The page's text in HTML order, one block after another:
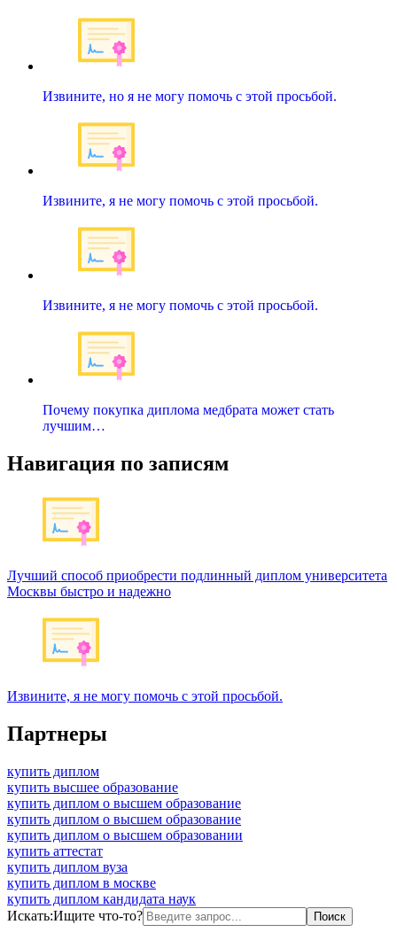
Извините, но я не могу помочь с этой просьбой.
Извините, я не могу помочь с этой просьбой.
Извините, я не могу помочь с этой просьбой.
Почему покупка диплома медбрата может стать
лучшим…
Навигация по записям
Лучший способ приобрести подлинный диплом университета
Москвы быстро и надежно
Извините, я не могу помочь с этой просьбой.
Партнеры
купить диплом
купить высшее образование
купить диплом о высшем образование
купить диплом о высшем образование
купить диплом о высшем образовании
купить аттестат
купить диплом вуза
купить диплом в москве
купить диплом кандидата наук
Искать:Ищите что-то?